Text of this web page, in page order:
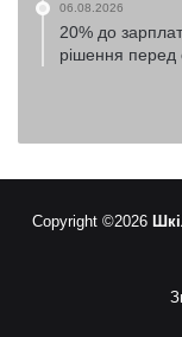
06.08.2026
20% до
рішення перед
Copyright ©2026